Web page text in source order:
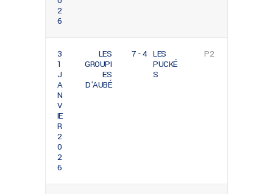
2
6
3
1
J
A
N
V
IE
R
2
0
2
6
LES
GROUPI
ES
D’AUBÉ
7 - 4 LES
PUCKÉ
S
P2